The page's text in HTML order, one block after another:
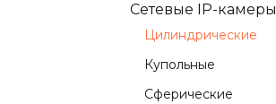
Сетевые IP-камеры
Цилиндрические
Купольные
Сферические